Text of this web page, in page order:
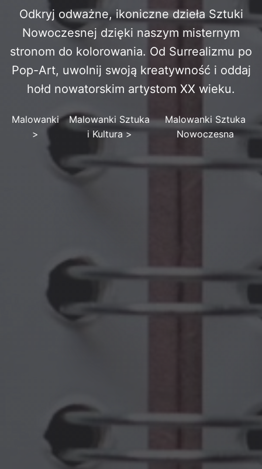
Odkryj odważne, ikoniczne dzieła Sztuki
Nowoczesnej dzięki naszym misternym
stronom do kolorowania. Od Surrealizmu po
Pop-Art, uwolnij swoją kreatywność i oddaj
hołd nowatorskim artystom XX wieku.
Malowanki
>
Malowanki Sztuka
i Kultura>
Malowanki Sztuka
Nowoczesna